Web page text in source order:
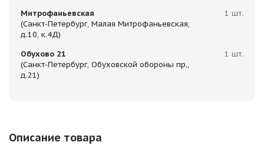
Митрофаньевская
(Санкт-Петербург, Малая Митрофаньевская,
д.10, к.4Д)
1 шт.
Обухово 21
(Санкт-Петербург, Обуховской обороны пр.,
д.21)
1 шт.
Описание товара